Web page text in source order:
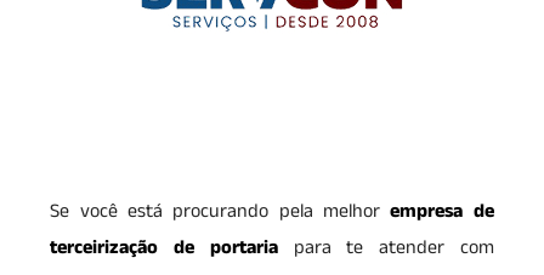
Se você está procurando pela melhorempresa de
terceirização de portariapara te atender com